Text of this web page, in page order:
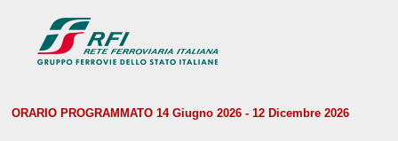
ORARIO PROGRAMMATO 14 Giugno 2026 - 12 Dicembre 2026